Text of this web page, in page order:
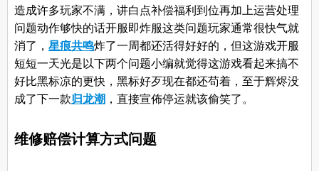
造成许多玩家不满，讲白点补偿福利到位再加上运营处理
问题动作够快的话开服即炸服这类问题玩家通常很快气就
消了， 星痕共鸣炸了一周都还活得好好的，但这游戏开服
短短一天光是以下两个问题小编就觉得这游戏看起来搞不
好比黑标凉的更快，黑标好歹现在都还苟着，至于辉烬没
成了下一款归龙潮，直接宣佈停运就该偷笑了。
维修赔偿计算方式问题